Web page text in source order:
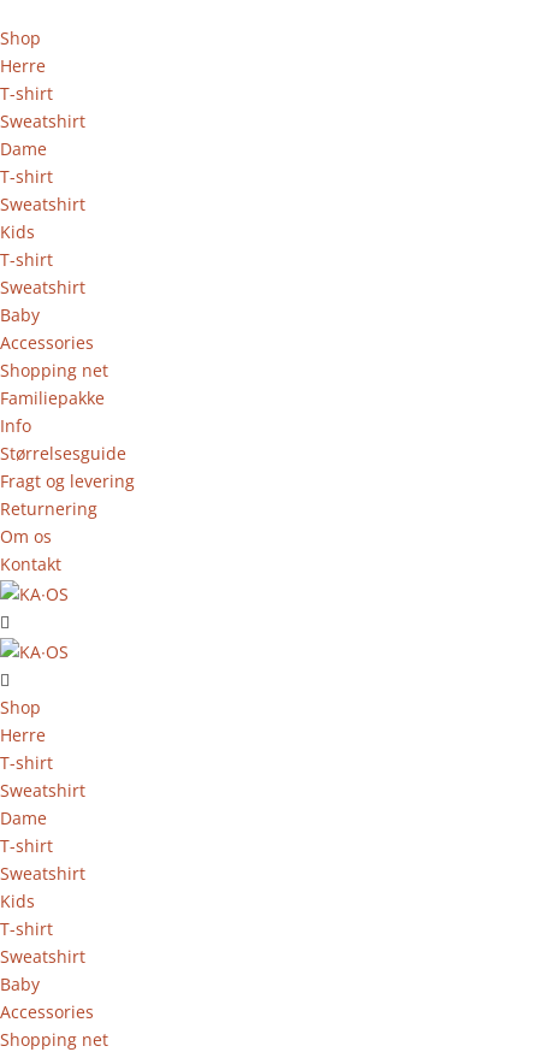
Shop
Herre
T-shirt
Sweatshirt
Dame
T-shirt
Sweatshirt
Kids
T-shirt
Sweatshirt
Baby
Accessories
Shopping net
Familiepakke
Info
Størrelsesguide
Fragt og levering
Returnering
Om os
Kontakt
Shop
Herre
T-shirt
Sweatshirt
Dame
T-shirt
Sweatshirt
Kids
T-shirt
Sweatshirt
Baby
Accessories
Shopping net